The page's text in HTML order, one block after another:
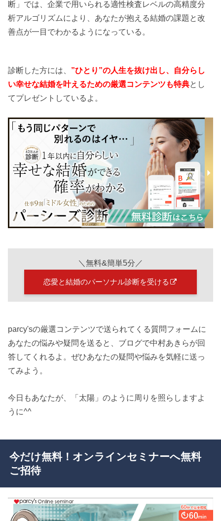
断」では、企業で用いられる適性検査レベルの高精度分
析アルゴリズムにより、あなたが抱える結婚の課題と改
善点が一目でわかるようになっている。
診断した方には、 ”ひとり”の人生を抜け出し、自分らし
い幸せな結婚を叶えるための厳選コンテンツも特典とし
てプレゼントしているよ。
＼無料&簡単5分／
恋愛と結婚のパーソナル診断を受ける
parcy'sの厳選コンテンツで送られてくる質問フォームに
あなたの悩みや疑問を送ると、ブログで中村あきらが回
答してくれるよ。ぜひあなたの疑問や悩みを気軽に送っ
てみよう。
今日もあなたが、「太陽」のように周りを照らしますよ
うに^^
今だけ無料！オンラインセミナーへ無料
ご招待